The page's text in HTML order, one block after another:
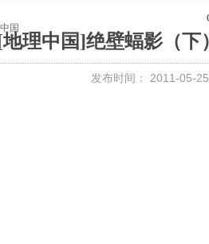
国
理中国]绝壁蝠影（下
发布时间： 2011-05-